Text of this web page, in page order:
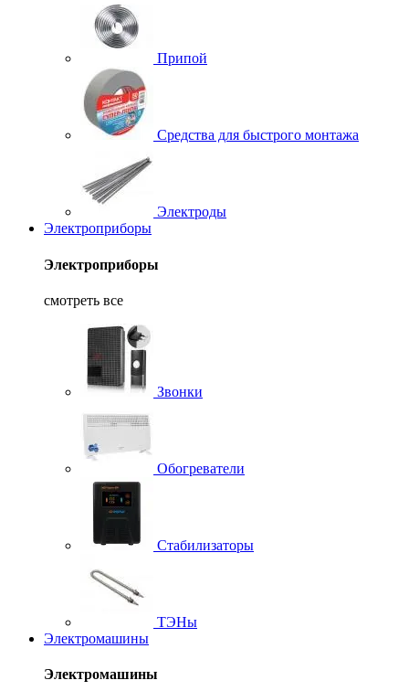
Припой
Средства для быстрого монтажа
Электроды
Электроприборы
Электроприборы
смотреть все
Звонки
Обогреватели
Стабилизаторы
ТЭНы
Электромашины
Электромашины